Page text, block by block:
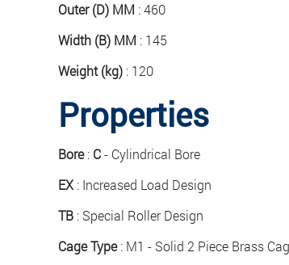
Outer (D) MM :460
Width (B) MM : 145
Weight (kg) : 120
Properties
Bore: C- Cylindrical Bore
EX : Increased Load Design
TB : Special Roller Design
Cage Type: M1 - Solid 2 Piece Brass